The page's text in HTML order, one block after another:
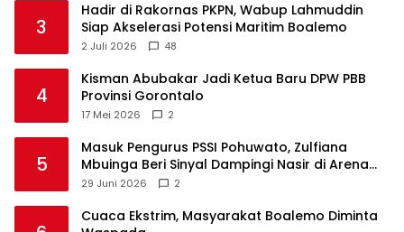
3
Hadir di Rakornas PKPN, Wabup Lahmuddin
Siap Akselerasi Potensi Maritim Boalemo
2 Juli 2026 48
4
Kisman Abubakar Jadi Ketua Baru DPW PBB
Provinsi Gorontalo
17 Mei 2026 2
5
Masuk Pengurus PSSI Pohuwato, Zulfiana
Mbuinga Beri Sinyal Dampingi Nasir di Arena
Politik ?
29 Juni 2026 2
Cuaca Ekstrim, Masyarakat Boalemo Diminta